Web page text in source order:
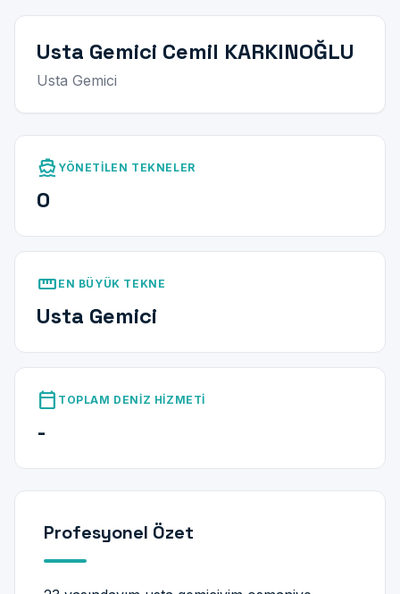
Usta Gemici Cemil KARKINOĞLU
Usta Gemici
directions_boat YÖNETILEN TEKNELER
0
straighten EN BÜYÜK TEKNE
Usta Gemici
calendar_today TOPLAM DENIZ HIZMETI
-
Profesyonel Özet